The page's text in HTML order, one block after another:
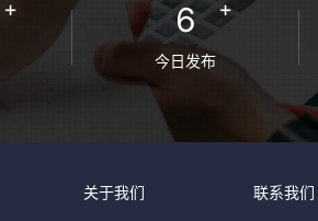
+ 6 +
今日发布
关于我们 联系我们